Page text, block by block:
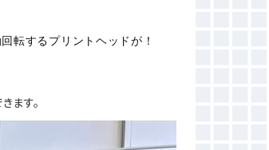
転するプリントヘッドが！
ます。